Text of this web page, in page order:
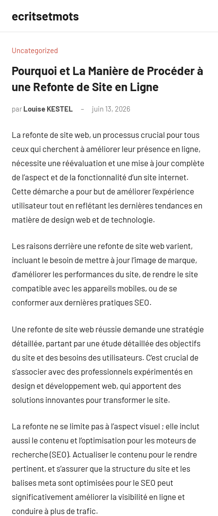
contenu
ecritsetmots
Uncategorized
Pourquoi et La Manière de Procéder à
une Refonte de Site en Ligne
par Louise KESTEL juin 13, 2026
La refonte de site web, un processus crucial pour tous
ceux qui cherchent à améliorer leur présence en ligne,
nécessite une réévaluation et une mise à jour complète
de l’aspect et de la fonctionnalité d’un site internet.
Cette démarche a pour but de améliorer l’expérience
utilisateur tout en reflétant les dernières tendances en
matière de design web et de technologie.
Les raisons derrière une refonte de site web varient,
incluant le besoin de mettre à jour l’image de marque,
d’améliorer les performances du site, de rendre le site
compatible avec les appareils mobiles, ou de se
conformer aux dernières pratiques SEO.
Une refonte de site web réussie demande une stratégie
détaillée, partant par une étude détaillée des objectifs
du site et des besoins des utilisateurs. C’est crucial de
s’associer avec des professionnels expérimentés en
design et développement web, qui apportent des
solutions innovantes pour transformer le site.
La refonte ne se limite pas à l’aspect visuel ; elle inclut
aussi le contenu et l’optimisation pour les moteurs de
recherche (SEO). Actualiser le contenu pour le rendre
pertinent, et s’assurer que la structure du site et les
balises meta sont optimisées pour le SEO peut
significativement améliorer la visibilité en ligne et
conduire à plus de trafic.